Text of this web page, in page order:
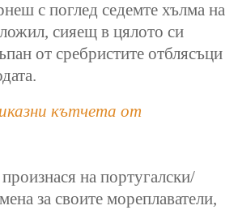
с поглед седемте хълма на
сияещ в цялото си
от сребристите отблясъци
кътчета от
на португалски/
за своите мореплаватели,